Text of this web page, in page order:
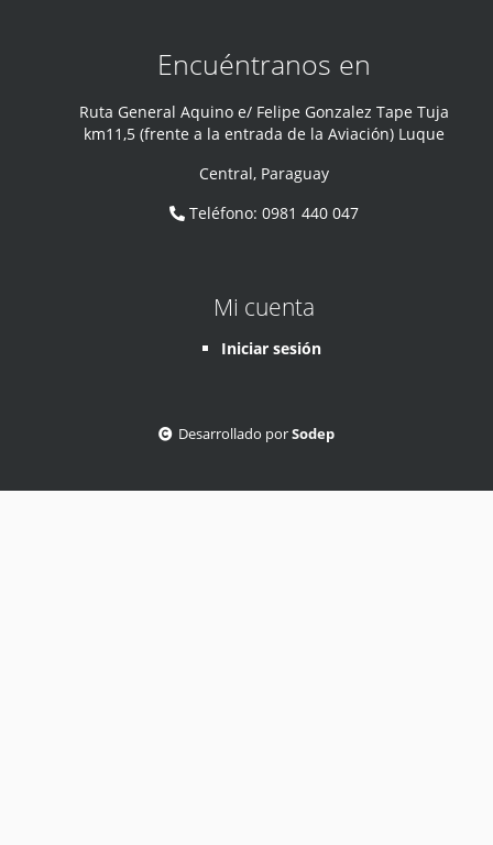
Encuéntranos en
Ruta General Aquino e/ Felipe Gonzalez Tape Tuja
km11,5 (frente a la entrada de la Aviación) Luque
Central, Paraguay
Teléfono:0981 440 047
Mi cuenta
Iniciar sesión
Desarrollado porSodep